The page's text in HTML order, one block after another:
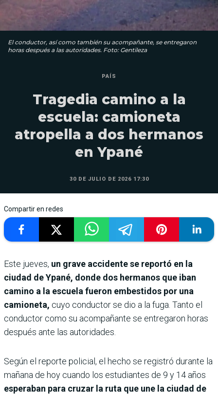
El conductor, así como también su acompañante, se entregaron
horas después a las autoridades. Foto: Gentileza
PAÍS
Tragedia camino a la
escuela: camioneta
atropella a dos hermanos
en Ypané
30 DE JULIO DE 2026 17:30
Compartir en redes
Este jueves, un grave accidente se reportó en la
ciudad de Ypané, donde dos hermanos que iban
camino a la escuela fueron embestidos por una
camioneta, cuyo conductor se dio a la fuga. Tanto el
conductor como su acompañante se entregaron horas
después ante las autoridades.
Según el reporte policial, el hecho se registró durante la
mañana de hoy cuando los estudiantes de 9 y 14 años
esperaban para cruzar la ruta que une la ciudad de